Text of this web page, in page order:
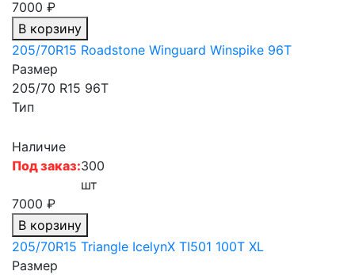
7000 ₽
В корзину
205/70R15 Roadstone Winguard Winspike 96T
Размер
205/70 R15 96T
Тип
Наличие
Под заказ:300
шт
7000 ₽
В корзину
205/70R15 Triangle IcelynX TI501 100T XL
Размер